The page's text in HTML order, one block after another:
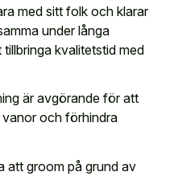
med sitt folk och klarar
under långa
kvalitetstid med
är avgörande för att
och förhindra
att groom på grund av